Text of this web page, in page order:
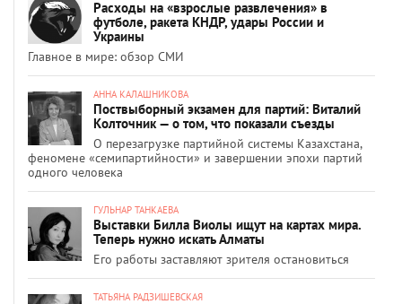
Расходы на «взрослые развлечения» в
футболе, ракета КНДР, удары России и
Украины
Главное в мире: обзор СМИ
АННА КАЛАШНИКОВА
Поствыборный экзамен для партий: Виталий
Колточник — о том, что показали съезды
О перезагрузке партийной системы Казахстана,
феномене «семипартийности» и завершении эпохи партий
одного человека
ГУЛЬНАР ТАНКАЕВА
Выставки Билла Виолы ищут на картах мира.
Теперь нужно искать Алматы
Его работы заставляют зрителя остановиться
ТАТЬЯНА РАДЗИШЕВСКАЯ